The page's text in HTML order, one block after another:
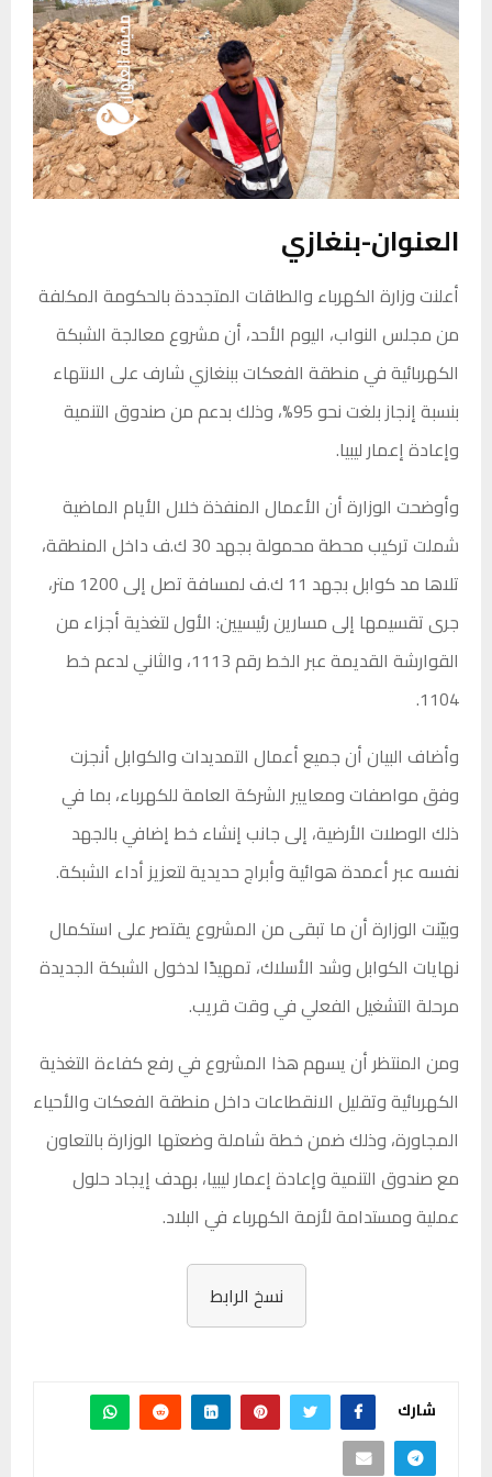
العنوان-بنغازي
أعلنت وزارة الكهرباء والطاقات المتجددة بالحكومة المكلفة
من مجلس النواب، اليوم الأحد، أن مشروع معالجة الشبكة
الكهربائية في منطقة الفعكات ببنغازي شارف على الانتهاء
بنسبة إنجاز بلغت نحو 95%، وذلك بدعم من صندوق التنمية
وإعادة إعمار ليبيا.
وأوضحت الوزارة أن الأعمال المنفذة خلال الأيام الماضية
شملت تركيب محطة محمولة بجهد 30 ك.ف داخل المنطقة،
تلاها مد كوابل بجهد 11 ك.ف لمسافة تصل إلى 1200 متر،
جرى تقسيمها إلى مسارين رئيسيين: الأول لتغذية أجزاء من
القوارشة القديمة عبر الخط رقم 1113، والثاني لدعم خط
1104.
وأضاف البيان أن جميع أعمال التمديدات والكوابل أنجزت
وفق مواصفات ومعايير الشركة العامة للكهرباء، بما في
ذلك الوصلات الأرضية، إلى جانب إنشاء خط إضافي بالجهد
نفسه عبر أعمدة هوائية وأبراج حديدية لتعزيز أداء الشبكة.
وبيّنت الوزارة أن ما تبقى من المشروع يقتصر على استكمال
نهايات الكوابل وشد الأسلاك، تمهيدًا لدخول الشبكة الجديدة
مرحلة التشغيل الفعلي في وقت قريب.
ومن المنتظر أن يسهم هذا المشروع في رفع كفاءة التغذية
الكهربائية وتقليل الانقطاعات داخل منطقة الفعكات والأحياء
المجاورة، وذلك ضمن خطة شاملة وضعتها الوزارة بالتعاون
مع صندوق التنمية وإعادة إعمار ليبيا، بهدف إيجاد حلول
عملية ومستدامة لأزمة الكهرباء في البلاد.
نسخ الرابط
شارك